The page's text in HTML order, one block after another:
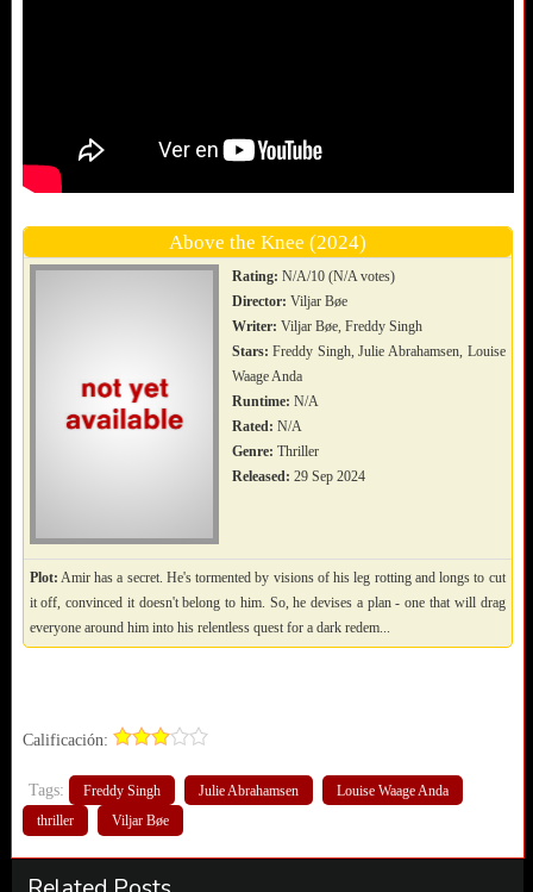
Above the Knee (2024)
Rating: N/A/10 (N/A votes)
Director: Viljar Bøe
Writer: Viljar Bøe, Freddy Singh
Stars: Freddy Singh, Julie Abrahamsen, Louise
Waage Anda
Runtime: N/A
Rated: N/A
Genre: Thriller
Released: 29 Sep 2024
Plot: Amir has a secret. He's tormented by visions of his leg rotting and longs to cut
it off, convinced it doesn't belong to him. So, he devises a plan - one that will drag
everyone around him into his relentless quest for a dark redem...
Calificación:
Tags: Freddy Singh Julie Abrahamsen
Louise Waage Anda
thriller
Viljar Bøe